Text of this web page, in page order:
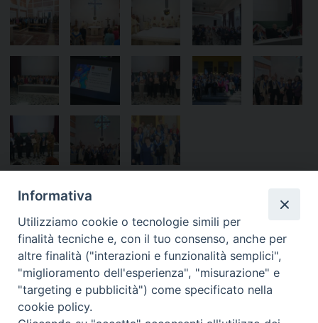
Mons. Saba alle
Crocerossine: “Lasciamoci
guidare dalle parole di Santa
Caterina”
Nel fuoco dello Spirito,
sull’attenti davanti a Dio
Informativa
Utilizziamo cookie o tecnologie simili per
finalità tecniche e, con il tuo consenso, anche per
altre finalità ("interazioni e funzionalità semplici",
"miglioramento dell'esperienza", "misurazione" e
"targeting e pubblicità") come specificato nella
cookie policy.